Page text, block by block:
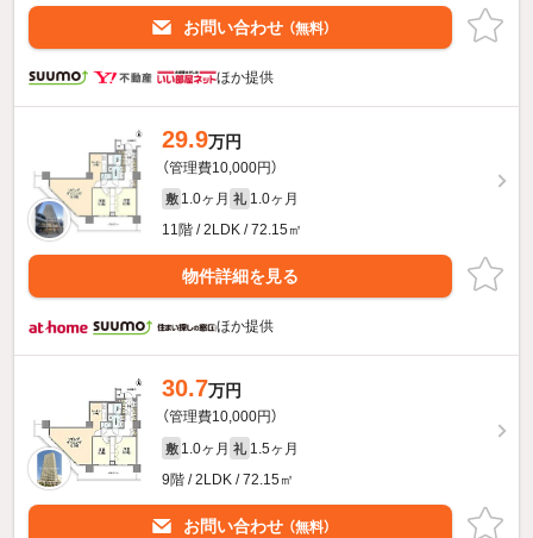
お問い合わせ （無料）
ほか提供
29.9万円
（管理費10,000円）
敷 1.0ヶ月 礼 1.0ヶ月
11階 / 2LDK / 72.15㎡
物件詳細を見る
ほか提供
30.7万円
（管理費10,000円）
敷 1.0ヶ月 礼 1.5ヶ月
9階 / 2LDK / 72.15㎡
お問い合わせ （無料）